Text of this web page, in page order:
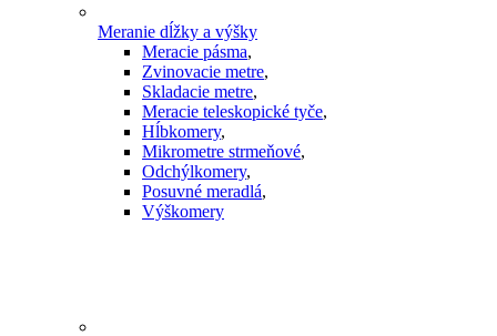
Meranie dĺžky a výšky
Meracie pásma,
Zvinovacie metre,
Skladacie metre,
Meracie teleskopické tyče,
Hĺbkomery,
Mikrometre strmeňové,
Odchýlkomery,
Posuvné meradlá,
Výškomery